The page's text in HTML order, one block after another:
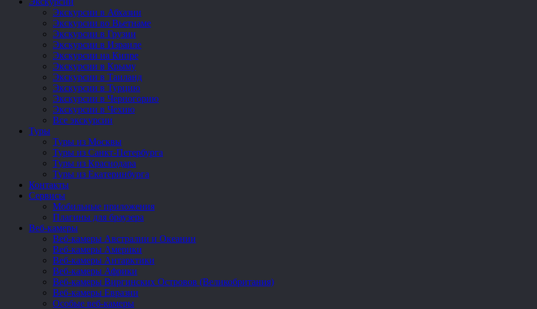
Экскурсии в Абхазии
Экскурсии во Вьетнаме
Экскурсии в Грузии
Экскурсии в Израиле
Экскурсии на Кипре
Экскурсии в Крыму
Экскурсии в Таиланд
Экскурсии в Турцию
Экскурсии в Черногорию
Экскурсии в Чехию
Все экскурсии
Туры
Туры из Москвы
Туры из Санкт-Петербурга
Туры из Краснодара
Туры из Екатеринбурга
Контакты
Сервисы
Мобильные приложения
Плагины для браузера
Веб-камеры
Веб-камеры Австралии и Океании
Веб-камеры Америки
Веб-камеры Антарктики
Веб-камеры Африки
Веб-камеры Виргинских Островов (Великобритания)
Веб-камеры Евразии
Особые веб-камеры